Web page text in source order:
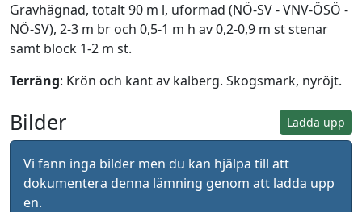
Gravhägnad, totalt 90 m l, uformad (NÖ-SV - VNV-ÖSÖ -
NÖ-SV), 2-3 m br och 0,5-1 m h av 0,2-0,9 m st stenar
samt block 1-2 m st.
Terräng: Krön och kant av kalberg. Skogsmark, nyröjt.
Ladda upp
Bilder
Vi fann inga bilder men du kan hjälpa till att
dokumentera denna lämning genom att ladda upp
en.